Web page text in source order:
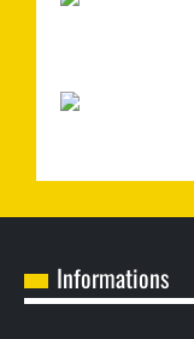
Informations